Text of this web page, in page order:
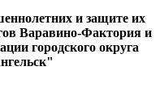
и защите их
Варавино-Фактория и
городского округа